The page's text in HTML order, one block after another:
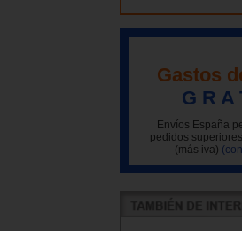
Gastos
G R A
Envíos España
pedidos
(más iva)